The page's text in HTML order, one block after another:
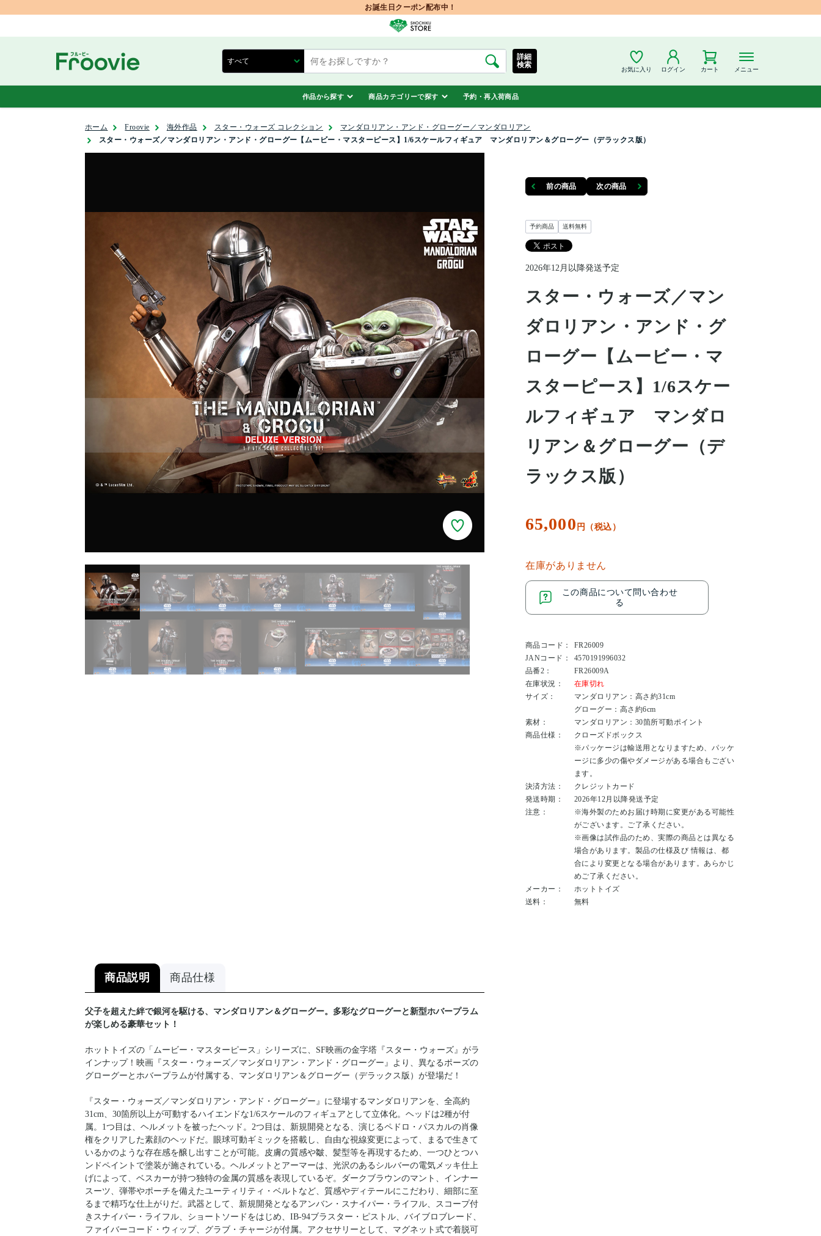
お誕生日クーポン配布中！
お気に入り ログイン カート メニュー
詳細
検索
作品から探す 商品カテゴリーで探す 予約・再入荷商品
ホーム Froovie 海外作品 スター・ウォーズ コレクション
マンダロリアン・アンド・グローグー／マンダロリアン
スター・ウォーズ／マンダロリアン・アンド・グローグー【ムービー・マスターピース】1/6スケールフィギュア マンダロリアン＆グローグー（デラックス版）
前の商品 次の商品
予約商品 送料無料
2026年12月以降発送予定
スター・ウォーズ／マン
ダロリアン・アンド・グ
ローグー【ムービー・マ
スターピース】1/6スケー
ルフィギュア マンダロ
リアン＆グローグー（デ
ラックス版）
65,000 円（税込）
在庫がありません
この商品について問い合わせ
る
商品コード：
FR26009
JANコード：
4570191996032
品番2：
FR26009A
在庫状況：
在庫切れ
サイズ：
マンダロリアン：高さ約31cm
グローグー：高さ約6cm
素材：
マンダロリアン：30箇所可動ポイント
商品仕様：
クローズドボックス
※パッケージは輸送用となりますため、パッケ
ージに多少の傷やダメージがある場合もござい
ます。
決済方法：
クレジットカード
発送時期：
2026年12月以降発送予定
注意：
※海外製のためお届け時期に変更がある可能性
がございます。ご了承ください。
※画像は試作品のため、実際の商品とは異なる
場合があります。製品の仕様及び 情報は、都
合により変更となる場合があります。あらかじ
めご了承ください。
メーカー：
ホットトイズ
送料：
無料
商品説明 商品仕様
父子を超えた絆で銀河を駆ける、マンダロリアン＆グローグー。多彩なグローグーと新型ホバープラム
が楽しめる豪華セット！
ホットトイズの「ムービー・マスターピース」シリーズに、SF映画の金字塔『スター・ウォーズ』がラ
インナップ！映画『スター・ウォーズ／マンダロリアン・アンド・グローグー』より、異なるポーズの
グローグーとホバープラムが付属する、マンダロリアン＆グローグー（デラックス版）が登場だ！
『スター・ウォーズ／マンダロリアン・アンド・グローグー』に登場するマンダロリアンを、全高約
31cm、30箇所以上が可動するハイエンドな1/6スケールのフィギュアとして立体化。ヘッドは2種が付
属。1つ目は、ヘルメットを被ったヘッド。2つ目は、新規開発となる、演じるペドロ・パスカルの肖像
権をクリアした素顔のヘッドだ。眼球可動ギミックを搭載し、自由な視線変更によって、まるで生きて
いるかのような存在感を醸し出すことが可能。皮膚の質感や皺、髪型等を再現するため、一つひとつハ
ンドペイントで塗装が施されている。ヘルメットとアーマーは、光沢のあるシルバーの電気メッキ仕上
げによって、ベスカーが持つ独特の金属の質感を表現しているぞ。ダークブラウンのマント、インナー
スーツ、弾帯やポーチを備えたユーティリティ・ベルトなど、質感やディテールにこだわり、細部に至
るまで精巧な仕上がりだ。武器として、新規開発となるアンバン・スナイパー・ライフル、スコープ付
きスナイパー・ライフル、ショートソードをはじめ、IB-94ブラスター・ピストル、バイブロブレード、
ファイバーコード・ウィップ、グラブ・チャージが付属。アクセサリーとして、マグネット式で着脱可